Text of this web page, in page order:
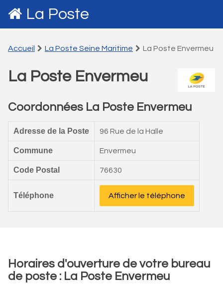
La Poste
Accueil La Poste Seine Maritime La Poste Envermeu
La Poste Envermeu
Coordonnées La Poste Envermeu
Adresse de la Poste 96 Rue de la Halle
Commune Envermeu
Code Postal 76630
Téléphone Afficher le téléphone
Horaires d'ouverture de votre bureau
de poste : La Poste Envermeu